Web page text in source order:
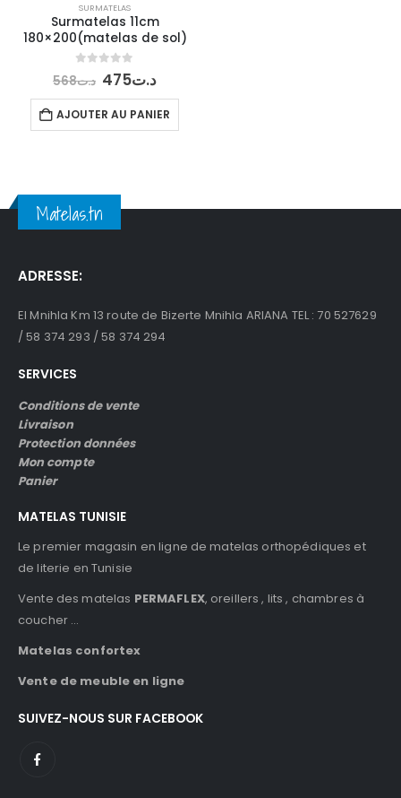
SURMATELAS
Surmatelas 11cm
180×200(matelas de sol)
out of 5د.ت568 Le
initial
était :
د.ت568.
د.ت475 Le
actuel
est :
AJOUTER AU PANIER
Matelas.tn
ADRESSE:
El Mnihla Km 13 route de Bizerte Mnihla ARIANA TEL : 70 527629
/ 58 374 293 / 58 374 294
SERVICES
Conditions de vente
Livraison
Protection données
Mon compte
Panier
MATELAS TUNISIE
Le premier magasin en ligne de matelas orthopédiques et
de literie en Tunisie
Vente des matelas PERMAFLEX, oreillers , lits , chambres à
coucher …
Matelas confortex
Vente de meuble en ligne
SUIVEZ-NOUS SUR FACEBOOK